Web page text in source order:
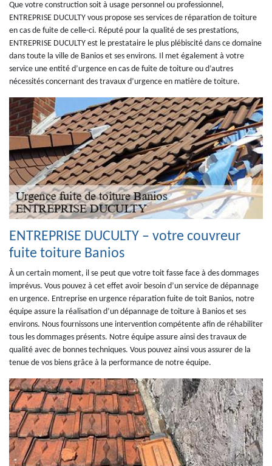
Que votre construction soit à usage personnel ou professionnel,
ENTREPRISE DUCULTY vous propose ses services de réparation de toiture
en cas de fuite de celle-ci. Réputé pour la qualité de ses prestations,
ENTREPRISE DUCULTY est le prestataire le plus plébiscité dans ce domaine
dans toute la ville de Banios et ses environs. Il met également à votre
service une entité d’urgence en cas de fuite de toiture ou d’autres
nécessités concernant des travaux d’urgence en matière de toiture.
ENTREPRISE DUCULTY – votre couvreur
fuite toiture Banios
À un certain moment, il se peut que votre toit fasse face à des dommages
imprévus. Vous pouvez à cet effet avoir besoin d’un service de dépannage
en urgence. Entreprise en urgence réparation fuite de toit Banios, notre
équipe assure la réalisation d’un dépannage de toiture à Banios et ses
environs. Nous fournissons une intervention compétente afin de réhabiliter
tous les dommages présents. Notre équipe assure ainsi des travaux de
qualité avec de bonnes techniques. Vous pouvez ainsi vous assurer de la
tenue de vos biens grâce à la performance de notre équipe.